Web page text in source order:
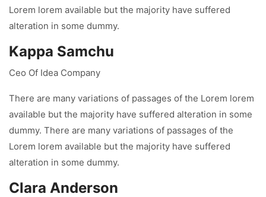
Lorem lorem available but the majority have suffered
alteration in some dummy.
Kappa Samchu
Ceo Of Idea Company
There are many variations of passages of the Lorem lorem
available but the majority have suffered alteration in some
dummy. There are many variations of passages of the
Lorem lorem available but the majority have suffered
alteration in some dummy.
Clara Anderson